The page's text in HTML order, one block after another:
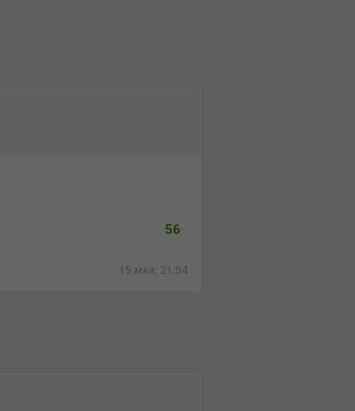
15 мая, 21:54
56